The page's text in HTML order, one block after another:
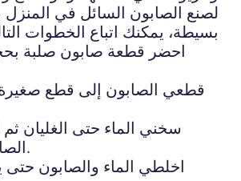
لصنع الصابون السائل في
بسيطة، يمكنك اتباع الخطوات
الصابون في الوعاء.